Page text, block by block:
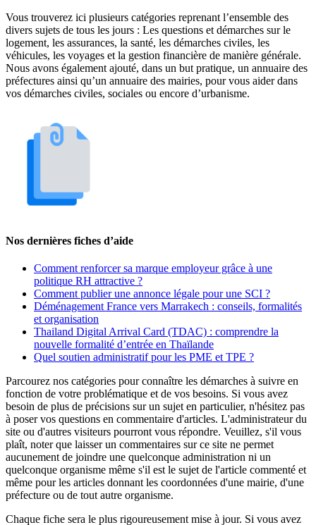
Vous trouverez ici plusieurs catégories reprenant l’ensemble des
divers sujets de tous les jours : Les questions et démarches sur le
logement, les assurances, la santé, les démarches civiles, les
véhicules, les voyages et la gestion financière de manière générale.
Nous avons également ajouté, dans un but pratique, un annuaire des
préfectures ainsi qu’un annuaire des mairies, pour vous aider dans
vos démarches civiles, sociales ou encore d’urbanisme.
Nos dernières fiches d’aide
Comment renforcer sa marque employeur grâce à une
politique RH attractive ?
Comment publier une annonce légale pour une SCI ?
Déménagement France vers Marrakech : conseils, formalités
et organisation
Thailand Digital Arrival Card (TDAC) : comprendre la
nouvelle formalité d’entrée en Thaïlande
Quel soutien administratif pour les PME et TPE ?
Parcourez nos catégories pour connaître les démarches à suivre en
fonction de votre problématique et de vos besoins. Si vous avez
besoin de plus de précisions sur un sujet en particulier, n'hésitez pas
à poser vos questions en commentaire d'articles. L'administrateur du
site ou d'autres visiteurs pourront vous répondre. Veuillez, s'il vous
plaît, noter que laisser un commentaires sur ce site ne permet
aucunement de joindre une quelconque administration ni un
quelconque organisme même s'il est le sujet de l'article commenté et
même pour les articles donnant les coordonnées d'une mairie, d'une
préfecture ou de tout autre organisme.
Chaque fiche sera le plus rigoureusement mise à jour. Si vous avez